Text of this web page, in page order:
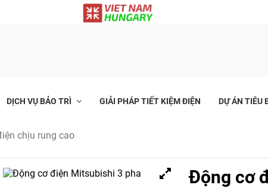
Động cơ
DỊCH VỤ BẢO TRÌ GIẢI PHÁP TIẾT KIỆM ĐIỆN DỰ ÁN TIÊU
chịu rung cao